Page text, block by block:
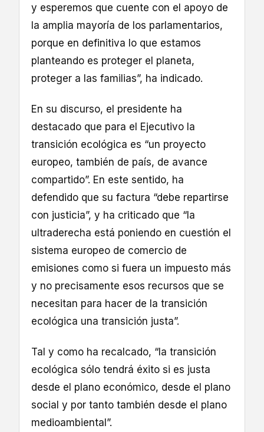
y esperemos que cuente con el apoyo de
la amplia mayoría de los parlamentarios,
porque en definitiva lo que estamos
planteando es proteger el planeta,
proteger a las familias”, ha indicado.
En su discurso, el presidente ha
destacado que para el Ejecutivo la
transición ecológica es “un proyecto
europeo, también de país, de avance
compartido”. En este sentido, ha
defendido que su factura “debe repartirse
con justicia”, y ha criticado que “la
ultraderecha está poniendo en cuestión el
sistema europeo de comercio de
emisiones como si fuera un impuesto más
y no precisamente esos recursos que se
necesitan para hacer de la transición
ecológica una transición justa”.
Tal y como ha recalcado, “la transición
ecológica sólo tendrá éxito si es justa
desde el plano económico, desde el plano
social y por tanto también desde el plano
medioambiental”.